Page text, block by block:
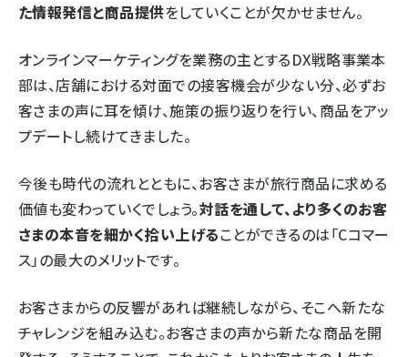
た情報発信と商品提供をしていくことが欠かせません。
オンラインマーケティングを業務の主とするDX戦略事業本
部は、店舗における対面での接客機会が少ない分、必ずお
客さまの声に耳を傾け、施策の振り返りを行い、商品をアッ
プデートし続けてきました。
今後も時代の流れとともに、お客さまが旅行商品に求める
価値も変わっていくでしょう。対話を通して、より多くのお客
さまの本音を細かく拾い上げることができるのは「Cコマー
ス」の最大のメリットです。
お客さまからの反響があれば継続しながら、そこへ新たな
チャレンジを組み込む。お客さまの声から新たな商品を開